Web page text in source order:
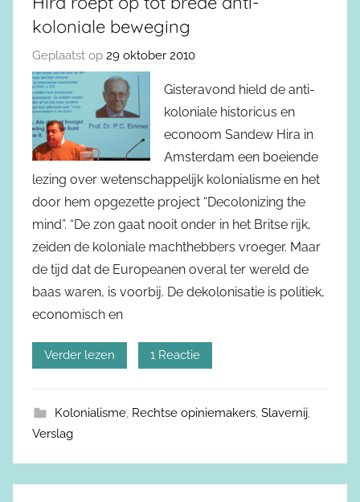
koloniale beweging
Geplaatst op 29 oktober 2010
Gisteravond hield de anti-
koloniale historicus en
econoom Sandew Hira in
Amsterdam een boeiende
lezing over wetenschappelijk kolonialisme en het
door hem opgezette project “Decolonizing the
mind”. “De zon gaat nooit onder in het Britse rijk,
zeiden de koloniale machthebbers vroeger. Maar
de tijd dat de Europeanen overal ter wereld de
baas waren, is voorbij. De dekolonisatie is politiek,
economisch en
Verder lezen 1 Reactie
Kolonialisme, Rechtse opiniemakers, Slavernij,
Verslag